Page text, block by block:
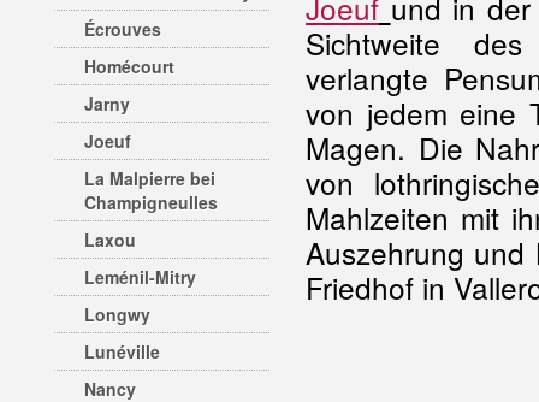
Écrouves
Homécourt
Jarny
Joeuf
La Malpierre bei
Champigneulles
Laxou
Leménil-Mitry
Longwy
Lunéville
Nancy
Sichtweite
verlangte
von jedem eine
Magen. Die
von
Mahlzeiten mit
Auszehrung und
Friedhof in